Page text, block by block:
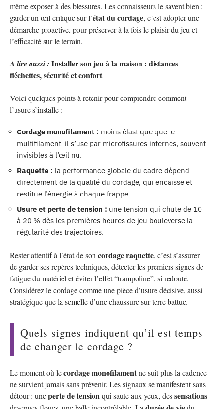
même exposer à des blessures. Les connaisseurs le savent bien :
garder un œil critique sur l’état du cordage, c’est adopter une
démarche proactive, pour préserver à la fois le plaisir du jeu et
l’efficacité sur le terrain.
A lire aussi : Installer son jeu à la maison : distances
fléchettes, sécurité et confort
Voici quelques points à retenir pour comprendre comment
l’usure s’installe :
Cordage monofilament : moins élastique que le
multifilament, il s’use par microfissures internes, souvent
invisibles à l’œil nu.
Raquette : la performance globale du cadre dépend
directement de la qualité du cordage, qui encaisse et
restitue l’énergie à chaque frappe.
Usure et perte de tension : une tension qui chute de 10
à 20 % dès les premières heures de jeu bouleverse la
régularité des trajectoires.
Rester attentif à l’état de son cordage raquette, c’est s’assurer
de garder ses repères techniques, détecter les premiers signes de
fatigue du matériel et éviter l’effet “trampoline”, si redouté.
Considérez le cordage comme une pièce d’usure décisive, aussi
stratégique que la semelle d’une chaussure sur terre battue.
Quels signes indiquent qu’il est temps
de changer le cordage ?
Le moment où lecordage monofilamentne suit plus la cadence
ne survient jamais sans prévenir. Les signaux se manifestent sans
détour : uneperte de tensionqui saute aux yeux, dessensations